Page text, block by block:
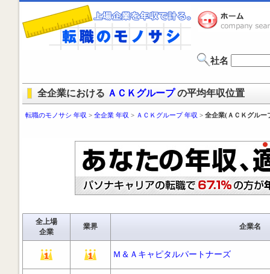
社名
全企業における ＡＣＫグループの平均年収位置
転職のモノサシ 年収 > 全企業 年収 > ＡＣＫグループ 年収 > 全企業(ＡＣＫグルー
全上場
企業
業界 企業名
Ｍ＆Ａキャピタルパートナーズ